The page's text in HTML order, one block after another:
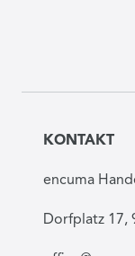
KONTAKT
encuma
Dorfplatz 17,